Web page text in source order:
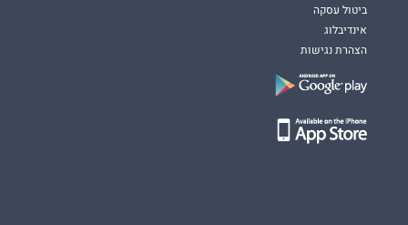
ביטול עסקה
אינדיבלוג
הצהרת נגישות